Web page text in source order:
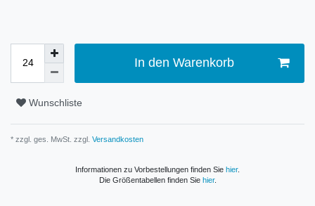
In den Warenkorb
Wunschliste
* zzgl. ges. MwSt. zzgl. Versandkosten
Informationen zu Vorbestellungen finden Sie hier.
Die Größentabellen finden Sie hier.